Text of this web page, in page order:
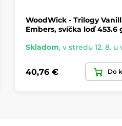
WoodWick - Trilogy
Embers, svíčka loď 453.6
Skladom, v stredu 12. 8. u
40,76 € Do